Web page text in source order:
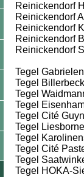
Reinickendorf
Reinickendorf
Reinickendorf
Reinickendorf
Reinickendorf
Tegel
Tegel
Tegel
Tegel
Tegel Cité
Tegel
Tegel
Tegel Cité
Tegel
Tegel HOKA-